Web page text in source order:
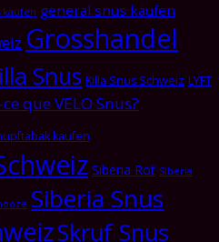
kaufen general snus kaufen
Grosshandel
Snus Killa Snus Schweiz LYFT
que VELO Snus?
kaufen
Siberia Rot Siberia
Siberia Snus
Skruf Snus